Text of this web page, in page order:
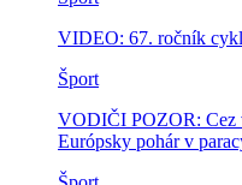
VIDEO: 67. ročník
Šport
VODIČI POZOR: Cez
Európsky pohár v